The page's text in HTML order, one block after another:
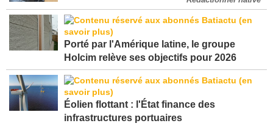
Rédactionnel native
Porté par l'Amérique latine, le groupe
Éolien flottant : l'État finance des